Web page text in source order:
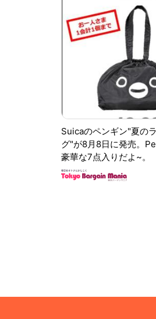
Suicaのペンギン"夏の
グ"が8月8日に発売。
豪華な7点入りだよ~。